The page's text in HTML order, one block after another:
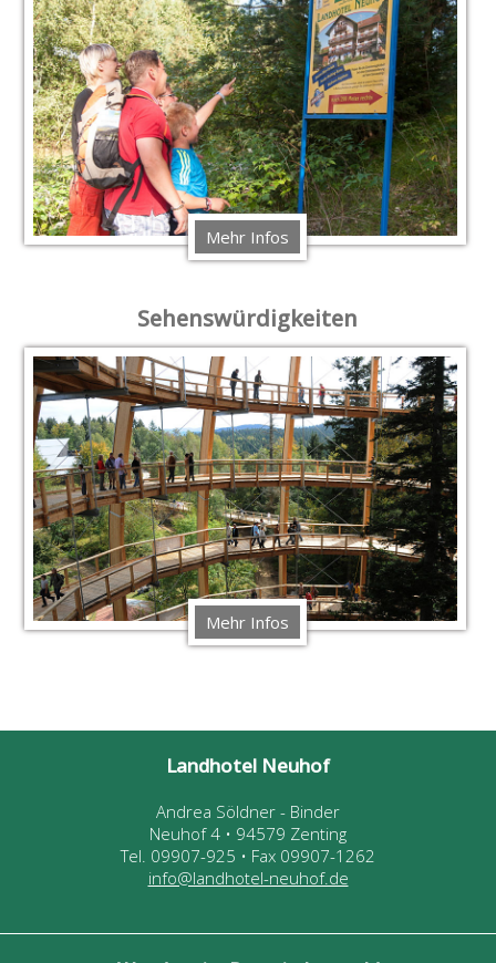
Mehr Infos
Sehenswürdigkeiten
Mehr Infos
Landhotel Neuhof
Andrea Söldner - Binder
Neuhof 4 • 94579 Zenting
Tel. 09907-925 • Fax 09907-1262
info@landhotel-neuhof.de